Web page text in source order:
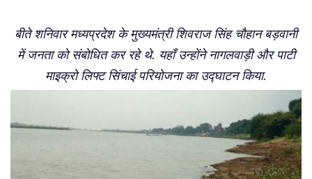
बीते शनिवार मध्यप्रदेश के मुख्यमंत्री शिवराज सिंह चौहान बड़वानी
में जनता को संबोधित कर रहे थे. यहाँ उन्होंने नागलवाड़ी और पाटी
माइक्रो लिफ्ट सिंचाई परियोजना का उद्घाटन किया.